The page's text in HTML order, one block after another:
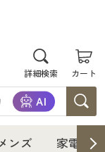
詳細検索 カート
ンズ 家電・